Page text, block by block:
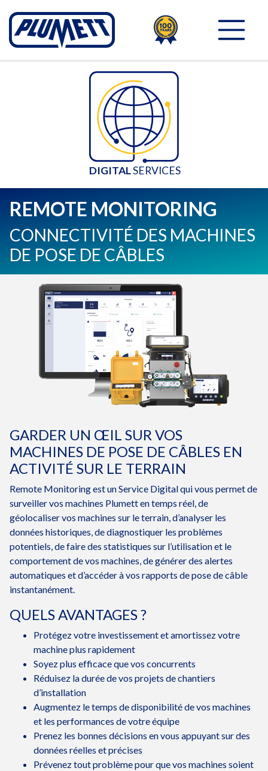
PLUMETT - PUSH THE
100TH
DIGITAL SERVICES
REMOTE MONITORING
CONNECTIVITÉ DES MACHINES
DE POSE DE CÂBLES
GARDER UN ŒIL SUR VOS
MACHINES DE POSE DE CÂBLES EN
ACTIVITÉ SUR LE TERRAIN
Remote Monitoring est un Service Digital qui vous permet de
surveiller vos machines Plumett en temps réel, de
géolocaliser vos machines sur le terrain, d’analyser les
données historiques, de diagnostiquer les problèmes
potentiels, de faire des statistiques sur l’utilisation et le
comportement de vos machines, de générer des alertes
automatiques et d’accéder à vos rapports de pose de câble
instantanément.
QUELS AVANTAGES ?
Protégez votre investissement et amortissez votre
machine plus rapidement
Soyez plus efficace que vos concurrents
Réduisez la durée de vos projets de chantiers
d’installation
Augmentez le temps de disponibilité de vos machines
et les performances de votre équipe
Prenez les bonnes décisions en vous appuyant sur des
données réelles et précises
Prévenez tout problème pour que vos machines soient